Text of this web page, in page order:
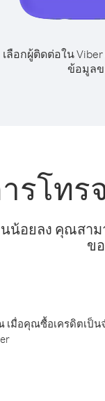
เลือกผู้ติดต่อใน
ข้อมูลข
โทร
น้อยลง คุณสา
ข
เมื่อคุณซื้อเครดิตเ